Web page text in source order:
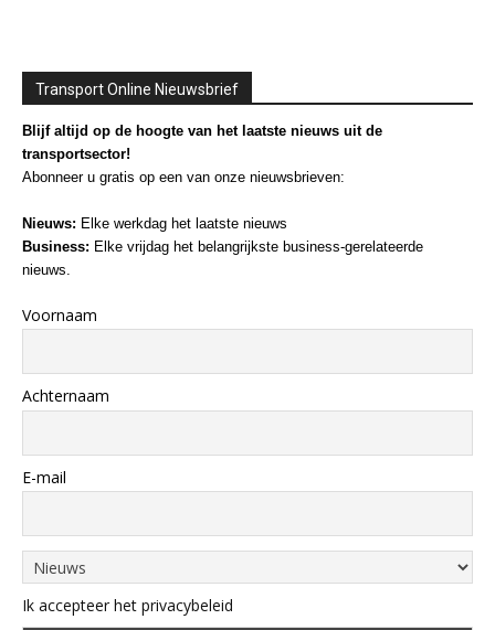
Transport Online Nieuwsbrief
Blijf altijd op de hoogte van het laatste nieuws uit de
transportsector!
Abonneer u gratis op een van onze nieuwsbrieven:
Nieuws: Elke werkdag het laatste nieuws
Business: Elke vrijdag het belangrijkste business-gerelateerde
nieuws.
Voornaam
Achternaam
E-mail
Ik accepteer het privacybeleid